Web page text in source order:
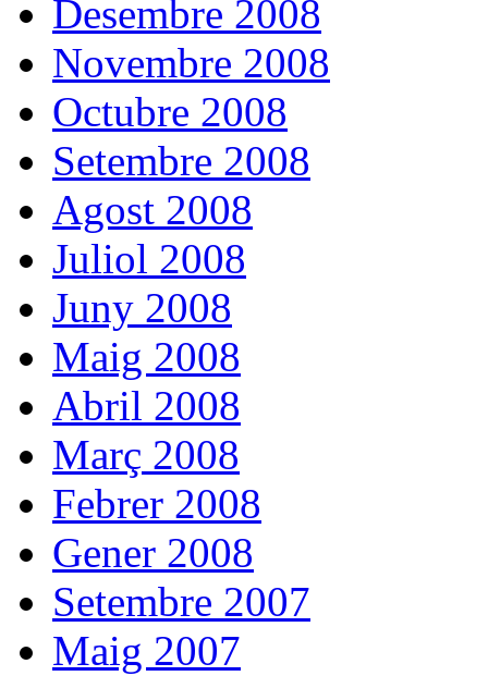
Desembre 2008
Novembre 2008
Octubre 2008
Setembre 2008
Agost 2008
Juliol 2008
Juny 2008
Maig 2008
Abril 2008
Març 2008
Febrer 2008
Gener 2008
Setembre 2007
Maig 2007